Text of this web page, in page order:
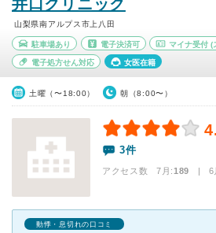
井口クリニック
山梨県南アルプス市上八田
駐車場あり 電子決済可 マイナ受付 (
電子処方せん対応 女医在籍
土曜（〜18:00） 朝（8:00〜）
3件
アクセス数 7月:189 | 6
動悸・息切れの口コミ